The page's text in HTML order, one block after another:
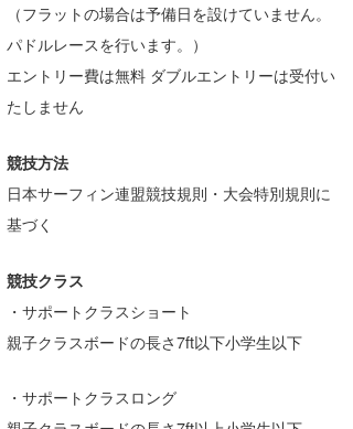
（フラットの場合は予備日を設けていません。
パドルレースを行います。）
エントリー費は無料 ダブルエントリーは受付い
たしません
競技方法
日本サーフィン連盟競技規則・大会特別規則に
基づく
競技クラス
・サポートクラスショート
親子クラスボードの長さ7ft以下小学生以下
・サポートクラスロング
Core Surf Japan
Naoya Kimoto
mitsuteru Kamio
Yasunari Inoue
Yoshiyuki Obata
DELTA FORCE SURF
CBA Films
メディア
SURFMEDIA
Colors MAGAZINE
WAVAL
波伝説アンバサダー/プロライダー
福島寿実子
中浦“JET”章
進士剛光
田原啓江
波伝説スタッフ
☆加藤
Aichan
chan-U
波伝説